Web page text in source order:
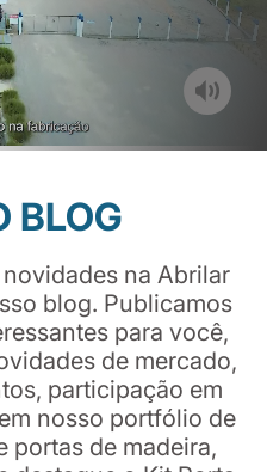
BLOG
na Abrilar
blog. Publicamos
para você,
de mercado,
participação em
nosso portfólio de
portas de madeira,